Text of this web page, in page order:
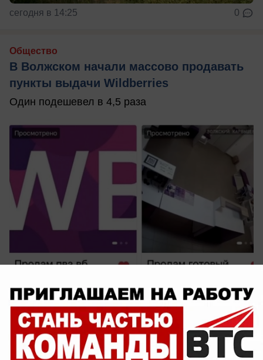
сегодня в 14:25 0
Общество
В Волжском начали массово продавать
пункты выдачи Wildberries
Один подешевел в 4,5 раза
сегодня в 13:27
Общество